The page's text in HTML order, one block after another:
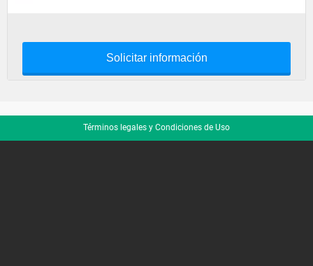
Solicitar información
Términos legales y Condiciones de Uso